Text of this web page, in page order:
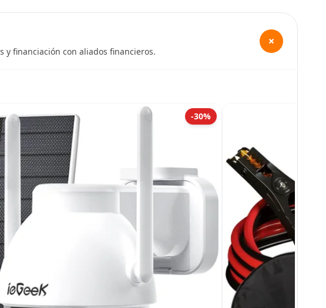
y financiación con aliados financieros.
+
-30%